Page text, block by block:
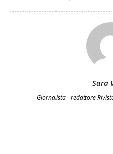
Sara
Giornalista - redattore